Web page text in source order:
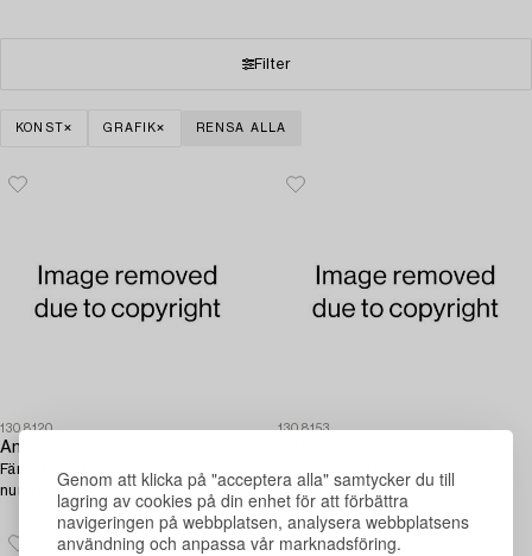
Genom att klicka på "acceptera alla" samtycker du till
lagring av cookies på din enhet för att förbättra
navigeringen på webbplatsen, analysera webbplatsens
användning och anpassa vår marknadsföring.
Filter
KONST GRAFIK RENSA ALLA
1308120
Antoni Tàpies
Färglitografi signerad och
numrerad HC, Editerad av Maeght
1308153
signerad och numrerad 18/50.